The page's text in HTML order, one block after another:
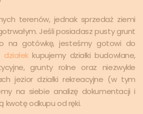
terenów, jednak sprzedaż ziemi
Jeśli posiadasz pusty grunt
na gotówkę, jesteśmy gotowi do
działekkupujemy działki budowlane,
grunty rolne oraz niezwykle
jezior działki rekreacyjne (w tym
na siebie analizę dokumentacji i
kwotę odkupu od ręki.